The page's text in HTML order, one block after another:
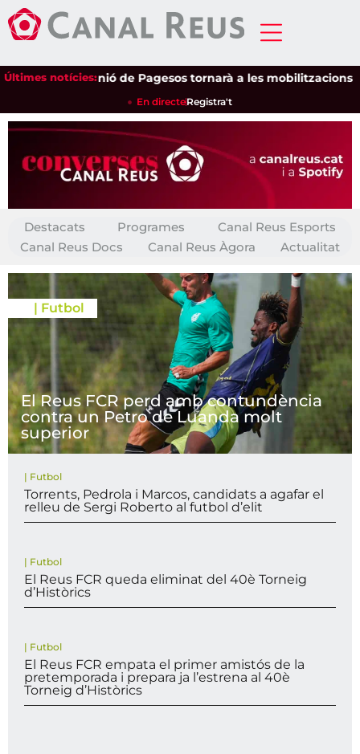
Últimes notícies:Unió de Pagesos tornarà a les mobilitzacions per
En directeRegistra't
Destacats Programes
Canal Reus Esports
Canal Reus Docs
Canal Reus Àgora Actualitat
| Futbol
El Reus FCR perd amb contundència
contra un Petro de Luanda molt
superior
| Futbol
Torrents, Pedrola i Marcos, candidats a agafar el
relleu de Sergi Roberto al futbol d’elit
| Futbol
El Reus FCR queda eliminat del 40è Torneig
d’Històrics
| Futbol
El Reus FCR empata el primer amistós de la
pretemporada i prepara ja l’estrena al 40è
Torneig d’Històrics